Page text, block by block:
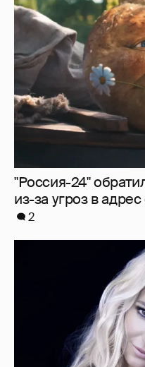
"Россия-24"
из-за угроз в
2